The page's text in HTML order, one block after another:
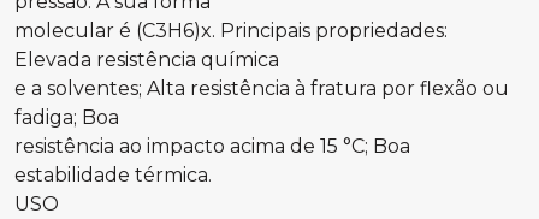
molecular é (C3H6)x. Principais propriedades:
Elevada resistência química
e a solventes; Alta resistência à fratura por flexão ou
fadiga; Boa
resistência ao impacto acima de 15 °C; Boa
estabilidade térmica.
USO